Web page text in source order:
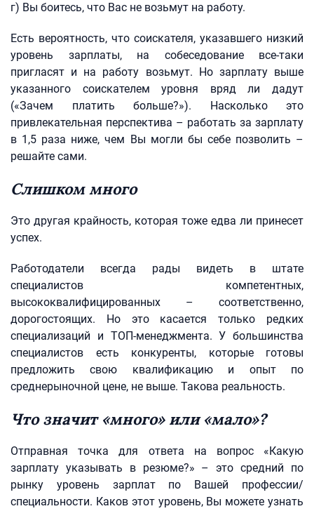
г) Вы боитесь, что Вас не возьмут на работу.
Есть вероятность, что соискателя, указавшего низкий
уровень зарплаты, на собеседование все-таки
пригласят и на работу возьмут. Но зарплату выше
указанного соискателем уровня вряд ли дадут
(«Зачем платить больше?»). Насколько это
привлекательная перспектива – работать за зарплату
в 1,5 раза ниже, чем Вы могли бы себе позволить –
решайте сами.
Слишком много
Это другая крайность, которая тоже едва ли принесет
успех.
Работодатели всегда рады видеть в штате
специалистов компетентных,
высококвалифицированных – соответственно,
дорогостоящих. Но это касается только редких
специализаций и ТОП-менеджмента. У большинства
специалистов есть конкуренты, которые готовы
предложить свою квалификацию и опыт по
среднерыночной цене, не выше. Такова реальность.
Что значит «много» или «мало»?
Отправная точка для ответа на вопрос «Какую
зарплату указывать в резюме?» – это средний по
рынку уровень зарплат по Вашей профессии/
специальности. Каков этот уровень, Вы можете узнать